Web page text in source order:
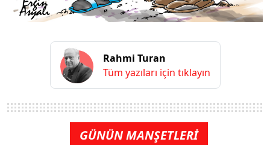
Rahmi Turan
Tüm yazıları için tıklayın
GÜNÜN MANŞETLERİ